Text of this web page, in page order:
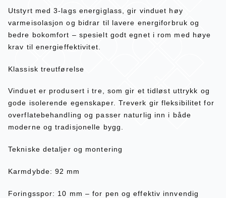
Utstyrt med 3-lags energiglass, gir vinduet høy
varmeisolasjon og bidrar til lavere energiforbruk og
bedre bokomfort – spesielt godt egnet i rom med høye
krav til energieffektivitet.
Klassisk treutførelse
Vinduet er produsert i tre, som gir et tidløst uttrykk og
gode isolerende egenskaper. Treverk gir fleksibilitet for
overflatebehandling og passer naturlig inn i både
moderne og tradisjonelle bygg.
Tekniske detaljer og montering
Karmdybde: 92 mm
Foringsspor: 10 mm – for pen og effektiv innvendig